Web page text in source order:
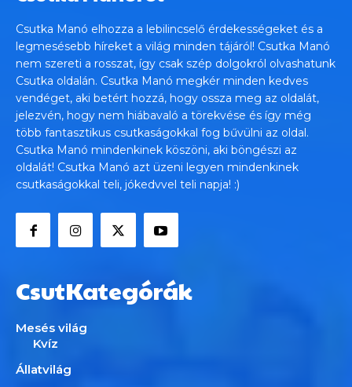
Csutka Manó elhozza a lebilincselő érdekességeket és a
legmesésebb híreket a világ minden tájáról! Csutka Manó
nem szereti a rosszat, így csak szép dolgokról olvashatunk
Csutka oldalán. Csutka Manó megkér minden kedves
vendéget, aki betért hozzá, hogy ossza meg az oldalát,
jelezvén, hogy nem hiábavaló a törekvése és így még
több fantasztikus csutkaságokkal fog bűvülni az oldal.
Csutka Manó mindenkinek köszöni, aki böngészi az
oldalát! Csutka Manó azt üzeni legyen mindenkinek
csutkaságokkal teli, jókedvvel teli napja! :)
CsutKategórák
Mesés világ
Kvíz
Állatvilág